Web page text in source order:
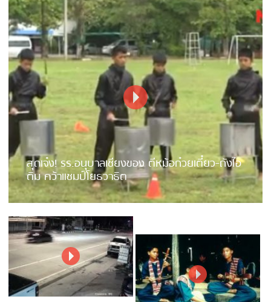
สุดเจ๋ง! รร.อนุบาลเชียงของ ตีหม้อก๋วยเตี๋ยว-ถังไอ
ติม คว้าแชมป์โยธวาธิต